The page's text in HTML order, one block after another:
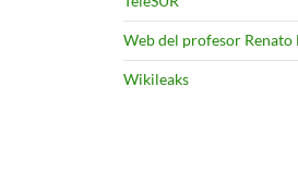
Web del profesor Renato
Wikileaks